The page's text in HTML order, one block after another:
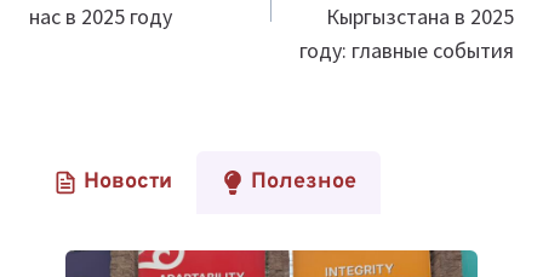
нас в 2025 году
Кыргызстана в 2025
году: главные события
Новости Полезное